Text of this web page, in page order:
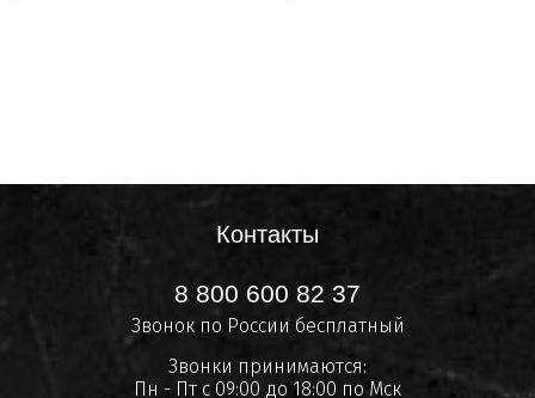
Контакты
8 800 600 82 37
Звонок по России бесплатный
Звонки принимаются:
Пн - Пт с 09:00 до 18:00 по Мск